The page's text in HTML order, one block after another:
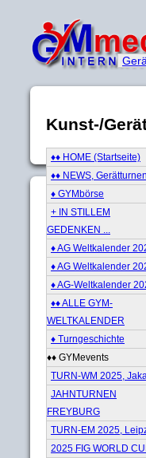
Kunst-/
♦♦ HOME (Startseite)
♦♦ NEWS, Gerätturnen
♦ GYMbörse
+ IN STILLEM
GEDENKEN ...
♦ AG Weltkalender
♦ AG Weltkalender
♦ AG-Weltkalender
♦♦ ALLE GYM-
WELTKALENDER
♦ Turngeschichte
♦♦ GYMevents
TURN-WM 2025,
JAHNTURNEN
FREYBURG
TURN-EM 2025,
2025 FIG WORLD